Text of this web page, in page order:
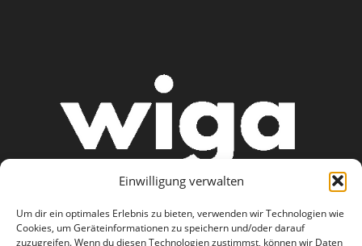
Einwilligung verwalten
Um dir ein optimales Erlebnis zu bieten, verwenden wir Technologien wie
Cookies, um Geräteinformationen zu speichern und/oder darauf
zuzugreifen. Wenn du diesen Technologien zustimmst, können wir Daten